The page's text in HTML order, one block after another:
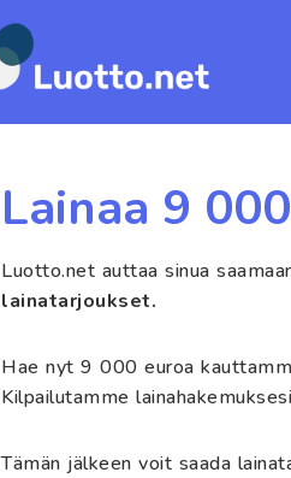
Lainaa 9
Luotto.net auttaa sinua
lainatarjoukset.
Hae nyt 9 000 euroa
Kilpailutamme lainahakemuksesi
Tämän jälkeen voit saada